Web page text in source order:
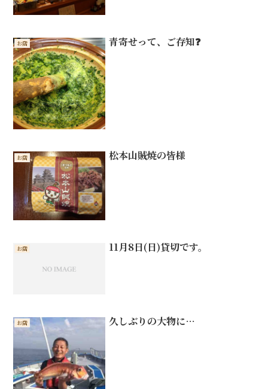
お店 青寄せって、ご存知❓
お店 松本山賊焼の皆様
お店 11月8日(日)貸切です。
お店 久しぶりの大物に…